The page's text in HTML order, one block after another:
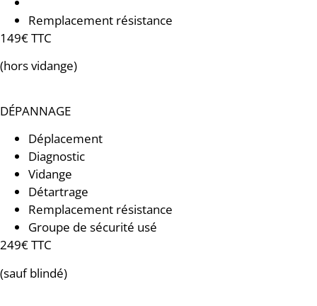
Remplacement résistance
149€ TTC
(hors vidange)
DÉPANNAGE
Déplacement
Diagnostic
Vidange
Détartrage
Remplacement résistance
Groupe de sécurité usé
249€ TTC
(sauf blindé)